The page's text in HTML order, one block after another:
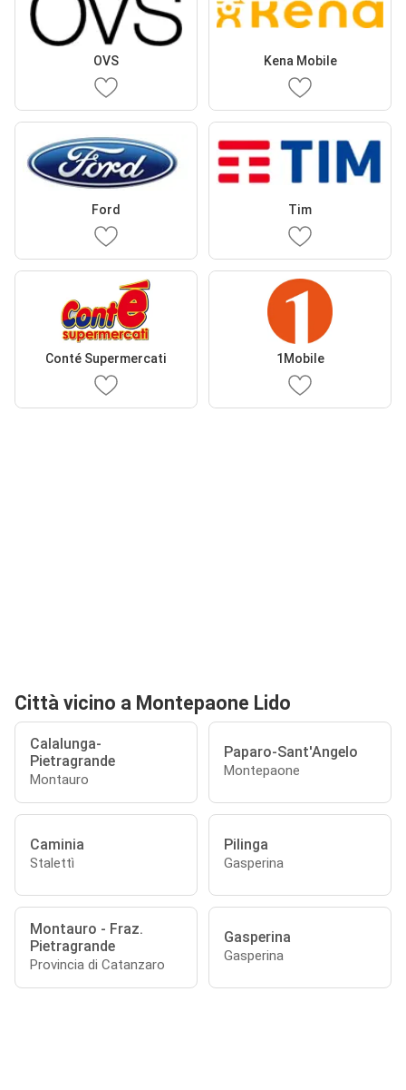
OVS Kena Mobile
Ford Tim
Conté Supermercati 1Mobile
Città vicino a Montepaone Lido
Calalunga-
Pietragrande
Montauro
Paparo-Sant'Angelo
Montepaone
Caminia
Stalettì
Pilinga
Gasperina
Montauro - Fraz.
Pietragrande
Provincia di Catanzaro
Gasperina
Gasperina